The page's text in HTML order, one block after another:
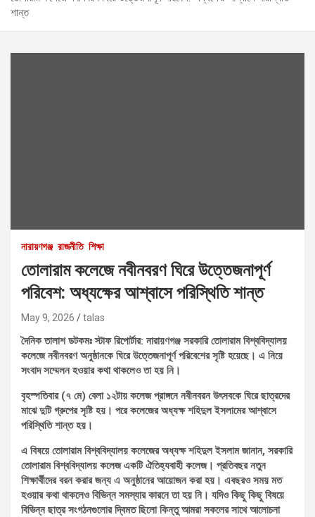
শান্ত
নারায়ণগঞ্জ রাজনীতি শিক্ষা
তোলারাম কলেজে নবীনবরণ ঘিরে উত্তেজনাপূর্ণ
পরিবেশ: অধ্যক্ষের আশ্বাসে পরিস্থিতি শান্ত
May 9, 2026 talas
দৈনিক তালাশ ডটকমঃ স্টাফ রিপোর্টার: নারায়ণগঞ্জ সরকারি তোলারাম বিশ্ববিদ্যালয়
কলেজে নবীনবরণ অনুষ্ঠানকে ঘিরে উত্তেজনাপূর্ণ পরিবেশের সৃষ্টি হয়েছে। এ নিয়ে
সংবাদ সম্মেলন হওয়ার কথা থাকলেও তা হয় নি।
বৃহস্পতিবার (৭ মে) বেলা ১২টায় কলেজ প্রাঙ্গনে নবীনবরন উৎসবকে ঘিরে ছাত্রদের
মাঝে দুটি গ্রুপের সৃষ্টি হয়। পরে কলেজের অধ্যক্ষ শহিদুল ইসলামের আশ্বাসে
পরিস্থিতি শান্ত হয়।
এ বিষয়ে তোলারাম বিশ্ববিদ্যালয় কলেজের অধ্যক্ষ শহিদুল ইসলাম জানান, সরকারি
তোলারাম বিশ্ববিদ্যালয় কলেজ একটি ঐতিহ্যবাহী কলেজ। প্রতিবছর নতুন
শিক্ষার্থীদের বরন করার জন্য এ অনুষ্ঠানের আয়োজন করা হয়। এবছরও সময় মত
হওয়ার কথা থাকলেও বিভিন্ন সমস্যার কারনে তা হয় নি। যদিও কিছু কিছু বিষয়ে
বিভিন্ন ছাত্র সংগঠনগুলোর দ্বিমত ছিলো কিন্তু আমরা সকলের সাথে আলোচনা